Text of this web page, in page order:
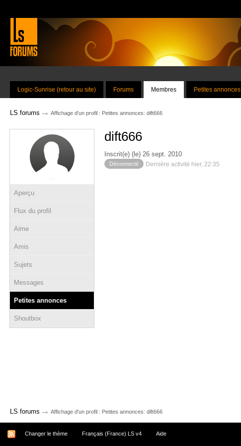
Logic-Sunrise (retour au site) Forums Membres Petites annonces
LS forums → Affichage d'un profil : Petites annonces: dift666
Aperçu
Flux du profil
Aime
Amis
Sujets
Messages
Petites annonces
Shoutbox
dift666
Inscrit(e) (le) 26 sept. 2010
Déconnecté Dernière activité hier, 22:35
LS forums → Affichage d'un profil : Petites annonces: dift666
Changer le thème Français (France) LS v4 Aide